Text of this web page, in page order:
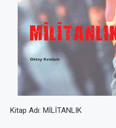
Kitap Adı: MİLİTANLIK